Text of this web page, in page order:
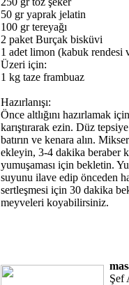
50 gr yaprak jelatin
100 gr tereyağı
2 paket Burçak bisküvi
1 adet limon (kabuk rendesi
Üzeri için:
1 kg taze frambuaz
Hazırlanışı:
Önce altlığını hazırlamak
karıştırarak ezin. Düz
batırın ve kenara alın.
ekleyin, 3-4 dakika beraber
yumuşaması için bekletin.
suyunu ilave edip önceden
sertleşmesi için 30 dakika
meyveleri koyabilirsiniz.
Şef